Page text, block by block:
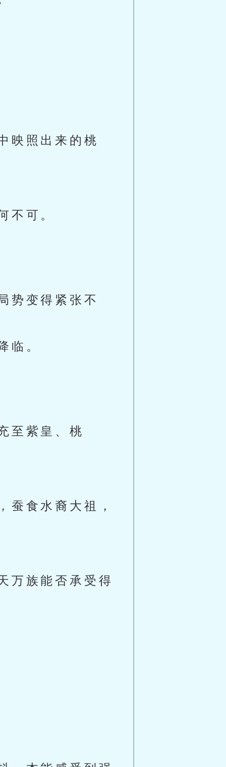
映照出来的桃
不可。
势变得紧张不
临。
至紫皇、桃
蚕食水裔大祖，
万族能否承受得